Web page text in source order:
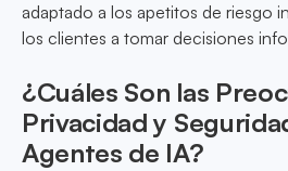
adaptado a los apetitos de riesgo
los clientes a tomar decisiones
¿Cuáles Son las
Privacidad y
Agentes de IA?